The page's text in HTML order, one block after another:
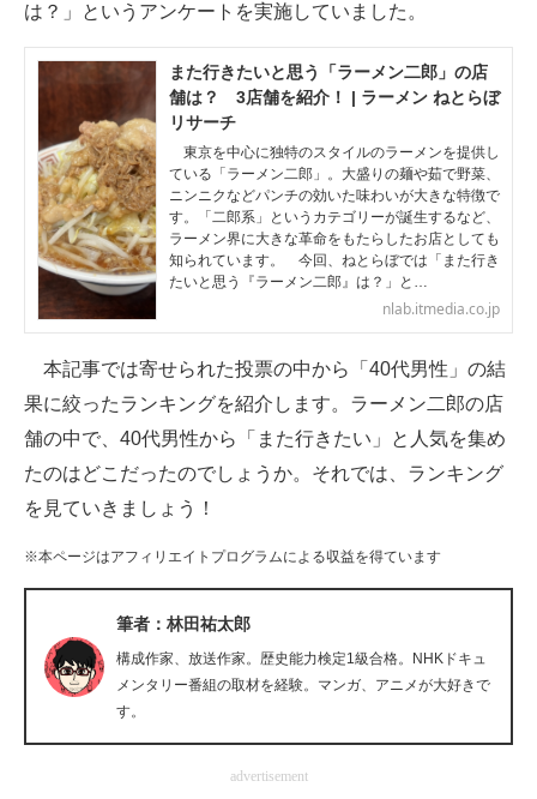
企業ITのトレンドを詳説
経営リーダーのコミュニティ
マーケ×ITの今がよく分かる
ITエンジニア向け専門サイト
企業向けIT製品の総合サイト
製造業のIT導入・活用を支援
モノづくり技術者専門サイト
電子設計の基本と応用
建設×テクノロジーの最前線
ちょっと気になるネットの話題
は？」というアンケートを実施していました。
また行きたいと思う「ラーメン二郎」の店
舗は？ 3店舗を紹介！ | ラーメン ねとらぼ
リサーチ
東京を中心に独特のスタイルのラーメンを提供し
ている「ラーメン二郎」。大盛りの麺や茹で野菜、
ニンニクなどパンチの効いた味わいが大きな特徴で
す。「二郎系」というカテゴリーが誕生するなど、
ラーメン界に大きな革命をもたらしたお店としても
知られています。 今回、ねとらぼでは「また行き
たいと思う『ラーメン二郎』は？」と…
nlab.itmedia.co.jp
本記事では寄せられた投票の中から「40代男性」の結
果に絞ったランキングを紹介します。ラーメン二郎の店
舗の中で、40代男性から「また行きたい」と人気を集め
たのはどこだったのでしょうか。それでは、ランキング
を見ていきましょう！
※本ページはアフィリエイトプログラムによる収益を得ています
筆者：林田祐太郎
構成作家、放送作家。歴史能力検定1級合格。NHKドキュ
メンタリー番組の取材を経験。マンガ、アニメが大好きで
す。
advertisement